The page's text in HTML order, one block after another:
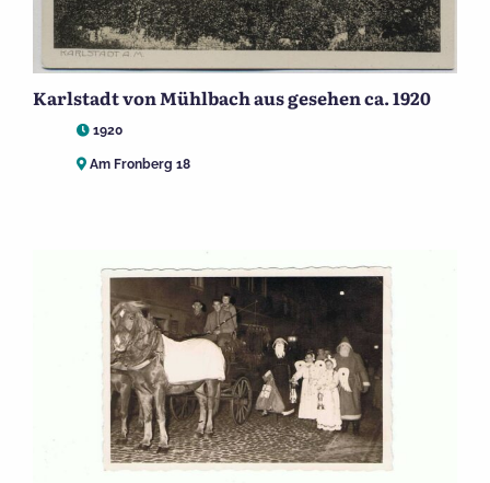
Karlstadt von Mühlbach aus gesehen ca. 1920
1920
Am Fronberg 18